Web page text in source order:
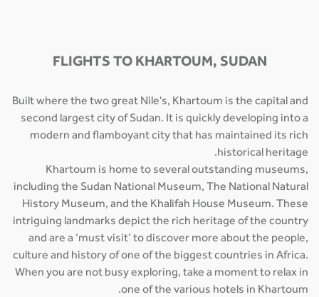
FLIGHTS TO KHARTOUM, SUDAN
Built where the two great Nile's, Khartoum is the capital and
second largest city of Sudan. It is quickly developing into a
modern and flamboyant city that has maintained its rich
historical heritage.
Khartoum is home to several outstanding museums,
including the Sudan National Museum, The National Natural
History Museum, and the Khalifah House Museum. These
intriguing landmarks depict the rich heritage of the country
and are a ‘must visit’ to discover more about the people,
culture and history of one of the biggest countries in Africa.
When you are not busy exploring, take a moment to relax in
one of the various hotels in Khartoum.